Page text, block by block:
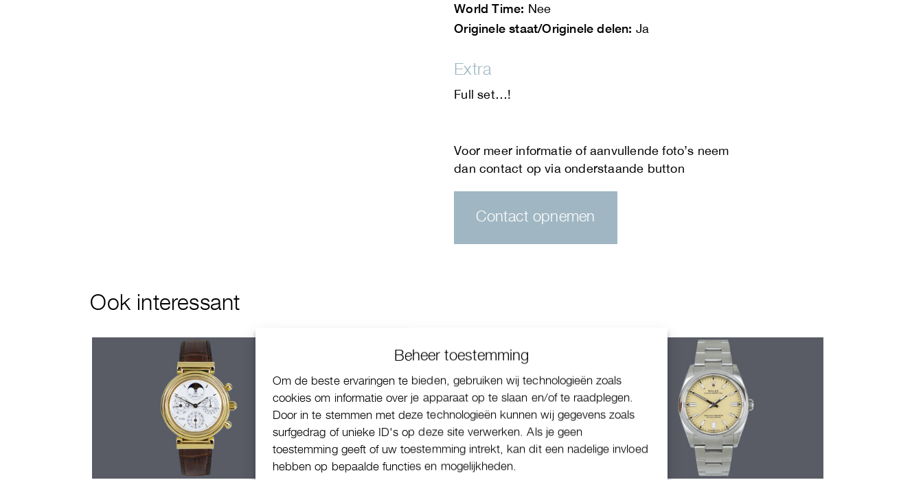
Beheer toestemming
Om de beste ervaringen te bieden, gebruiken wij technologieën zoals
cookies om informatie over je apparaat op te slaan en/of te raadplegen.
Door in te stemmen met deze technologieën kunnen wij gegevens zoals
surfgedrag of unieke ID's op deze site verwerken. Als je geen
toestemming geeft of uw toestemming intrekt, kan dit een nadelige invloed
hebben op bepaalde functies en mogelijkheden.
World Time: Nee
Originele staat/Originele delen: Ja
Extra
Full set…!
Contact opnemen
Ook interessant